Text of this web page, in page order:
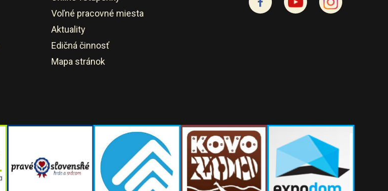
Voľné pracovné miesta
Aktuality
Edičná činnosť
Mapa stránok